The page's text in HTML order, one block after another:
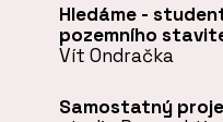
Hledáme -
pozemního
Vít Ondračka
Samostatný